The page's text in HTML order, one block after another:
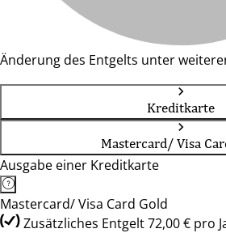
Änderung des Entgelts unter
Kreditkarte
Mastercard/ Visa
Ausgabe einer Kreditkarte
Mastercard/ Visa Card Gold
Zusätzliches Entgelt 72,00 € pro